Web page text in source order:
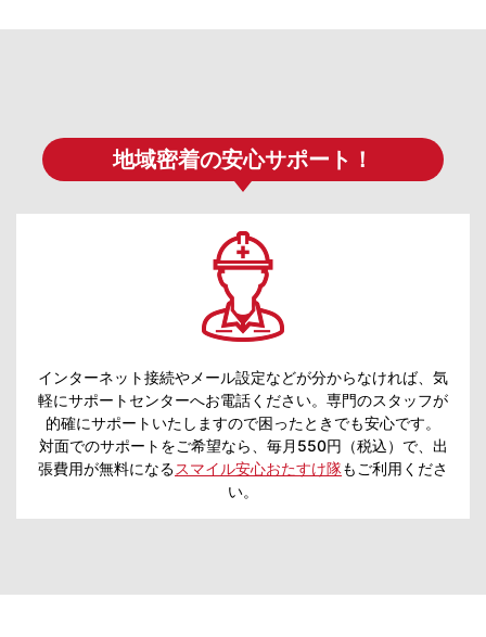
地域密着の安心サポート！
インターネット接続やメール設定などが分からなければ、気
軽にサポートセンターへお電話ください。専門のスタッフが
的確にサポートいたしますので困ったときでも安心です。
対面でのサポートをご希望なら、毎月550円（税込）で、出
張費用が無料になるスマイル安心おたすけ隊もご利用くださ
い。